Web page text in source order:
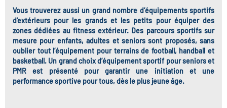
Vous trouverez aussi un grand nombre d’équipements sportifs
d’extérieurs pour les grands et les petits pour équiper des
zones dédiées au fitness extérieur. Des parcours sportifs sur
mesure pour enfants, adultes et seniors sont proposés, sans
oublier tout l’équipement pour terrains de football, handball et
basketball. Un grand choix d’équipement sportif pour seniors et
PMR est présenté pour garantir une initiation et une
performance sportive pour tous, dès le plus jeune âge.